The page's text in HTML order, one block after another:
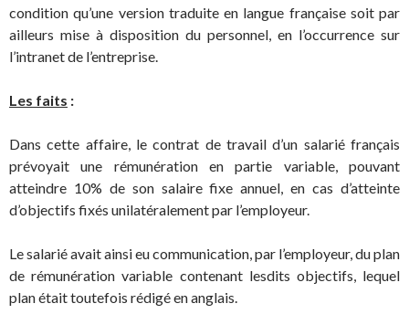
condition qu’une version traduite en langue française soit par
ailleurs mise à disposition du personnel, en l’occurrence sur
l’intranet de l’entreprise.
Les faits :
Dans cette affaire, le contrat de travail d’un salarié français
prévoyait une rémunération en partie variable, pouvant
atteindre 10% de son salaire fixe annuel, en cas d’atteinte
d’objectifs fixés unilatéralement par l’employeur.
Le salarié avait ainsi eu communication, par l’employeur, du plan
de rémunération variable contenant lesdits objectifs, lequel
plan était toutefois rédigé en anglais.